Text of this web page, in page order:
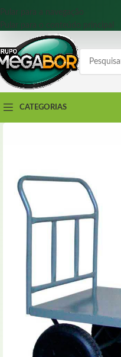
Pular para a navegação
Pular para o conteúdo principal
CATEGORIAS